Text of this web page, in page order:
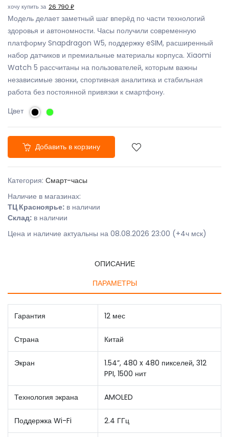
хочу купить за 26 790 ₽
Модель делает заметный шаг вперёд по части технологий
здоровья и автономности. Часы получили современную
платформу Snapdragon W5, поддержку eSIM, расширенный
набор датчиков и премиальные материалы корпуса. Xiaomi
Watch 5 рассчитаны на пользователей, которым важны
независимые звонки, спортивная аналитика и стабильная
работа без постоянной привязки к смартфону.
Цвет
Добавить в корзину
Категория: Смарт-часы
Наличие в магазинах:
ТЦ Красноярье: в наличии
Склад: в наличии
Цена и наличие актуальны на 08.08.2026 23:00 (+4ч мск)
ОПИСАНИЕ
ПАРАМЕТРЫ
Гарантия 12 мес
Страна Китай
Экран
1.54”, 480 x 480 пикселей, 312
PPI, 1500 нит
Технология экрана AMOLED
Поддержка Wi-Fi 2.4 ГГц